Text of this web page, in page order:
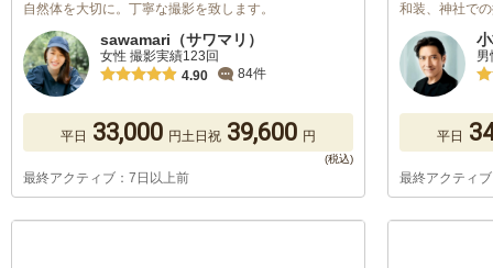
自然体を大切に。丁寧な撮影を致します。
sawamari（サワマリ）
女性 撮影実績123回
4.90
84件
平日 33,000 円土日祝 39,600 円
最終アクティブ：7日以上前
和装、神社で
男
平日
最終アクティ